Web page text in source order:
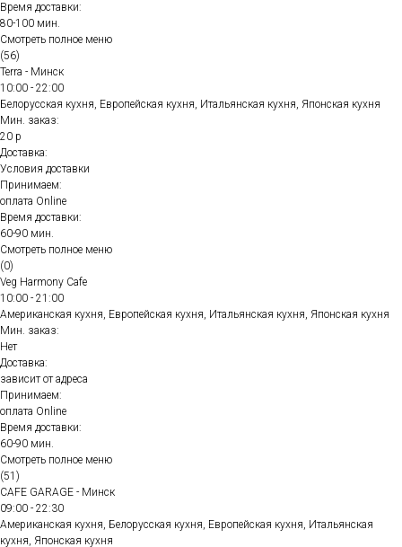
Время доставки:
80-100 мин.
Смотреть полное меню
(56)
Terra - Минск
10:00 - 22:00
Белорусская кухня, Европейская кухня, Итальянская кухня, Японская кухня
Мин. заказ:
20 р
Доставка:
Условия доставки
Принимаем:
оплата Online
Время доставки:
60-90 мин.
Смотреть полное меню
(0)
Veg Harmony Cafe
10:00 - 21:00
Американская кухня, Европейская кухня, Итальянская кухня, Японская кухня
Мин. заказ:
Нет
Доставка:
зависит от адреса
Принимаем:
оплата Online
Время доставки:
60-90 мин.
Смотреть полное меню
(51)
CAFE GARAGE - Минск
09:00 - 22:30
Американская кухня, Белорусская кухня, Европейская кухня, Итальянская
кухня, Японская кухня